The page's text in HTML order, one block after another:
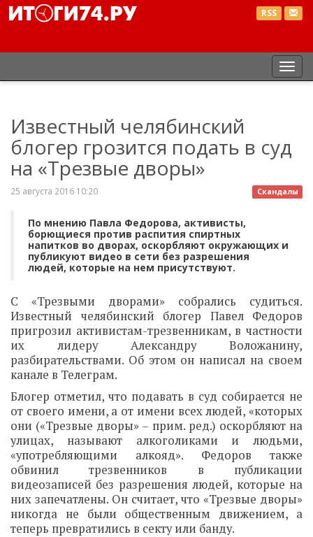
RSS
Известный челябинский
блогер грозится подать в суд
на «Трезвые дворы»
Скандалы
25 августа 2016 10:20
По мнению Павла Федорова, активисты,
борющиеся против распития спиртных
напитков во дворах, оскорбляют окружающих и
публикуют видео в сети без разрешения
людей, которые на нем присутствуют.
С «Трезвыми дворами» собрались судиться.
Известный челябинский блогер Павел Федоров
пригрозил активистам-трезвенникам, в частности
их лидеру Александру Воложанину,
разбирательствами. Об этом он написал на своем
канале в Телеграм.
Блогер отметил, что подавать в суд собирается не
от своего имени, а от имени всех людей, «которых
они («Трезвые дворы» – прим. ред.) оскорбляют на
улицах, называют алкоголиками и людьми,
«употребляющими алкояд». Федоров также
обвинил трезвенников в публикации
видеозаписей без разрешения людей, которые на
них запечатлены. Он считает, что «Трезвые дворы»
никогда не были общественным движением, а
теперь превратились в секту или банду.